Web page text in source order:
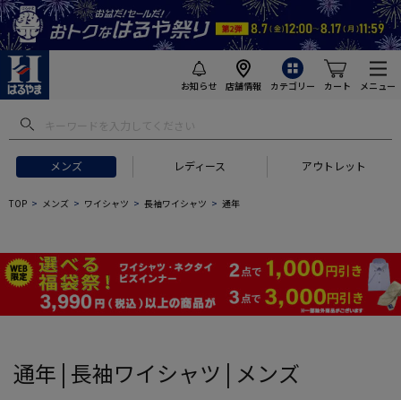
お知らせ 店舗情報 カテゴリー カート メニュー
メンズ レディース アウトレット
フトにおすすめ #セットアップ スーツ
TOP メンズ ワイシャツ 長袖ワイシャツ 通年
通年 | 長袖ワイシャツ | メンズ